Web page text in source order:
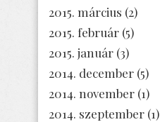
2015. március (2)
2015. február (5)
2015. január (3)
2014. december (5)
2014. november (1)
2014. szeptember (1)